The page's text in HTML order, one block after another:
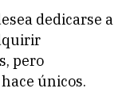
dedicarse a
pero
únicos.